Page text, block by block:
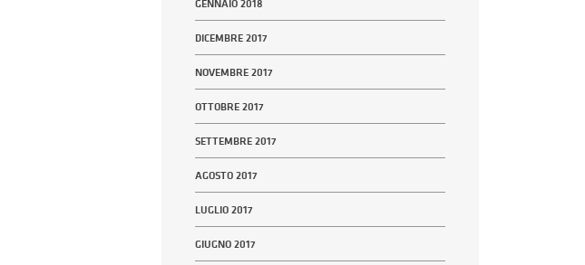
GENNAIO 2018
DICEMBRE 2017
NOVEMBRE 2017
OTTOBRE 2017
SETTEMBRE 2017
AGOSTO 2017
LUGLIO 2017
GIUGNO 2017